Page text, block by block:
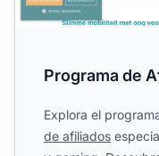
Programa de
Explora el
de afiliados